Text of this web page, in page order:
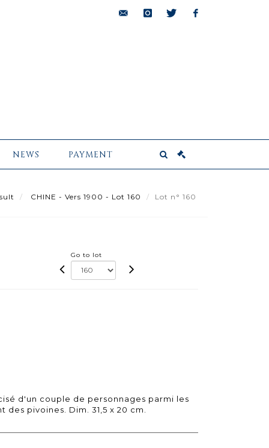
NEWS PAYMENT
CHINE - Vers 1900 - Lot 160 Lot n° 160
Go to lot
d'un couple de personnages parmi les
pivoines. Dim. 31,5 x 20 cm.